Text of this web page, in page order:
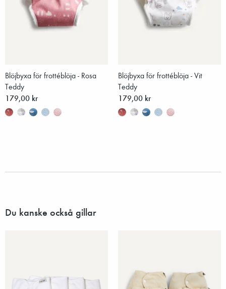
Blöjbyxa för frottéblöja - Rosa
Teddy
179,00 kr
Blöjbyxa för frottéblöja - Vit
Teddy
179,00 kr
Du kanske också gillar